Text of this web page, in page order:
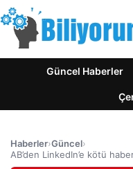
Güncel Haberler
Haberler›Güncel›
AB’den LinkedIn’e kötü